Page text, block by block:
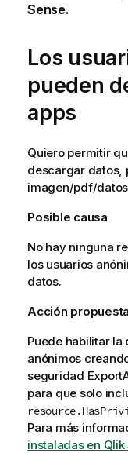
Sense.
Los
pueden
apps
Quiero permitir
descargar datos,
imagen/pdf/
Posible causa
No hay ninguna
los usuarios
datos.
Acción propuesta
Puede habilitar
anónimos
seguridad
para que solo
Para más
instaladas en Qlik